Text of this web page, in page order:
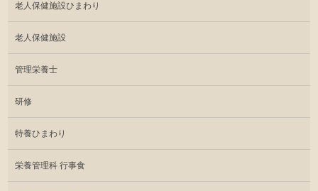
老人保健施設ひまわり
老人保健施設
管理栄養士
研修
特養ひまわり
栄養管理科 行事食